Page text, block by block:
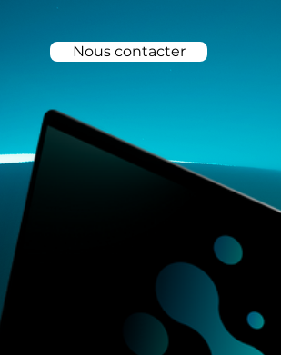
Nous contacter